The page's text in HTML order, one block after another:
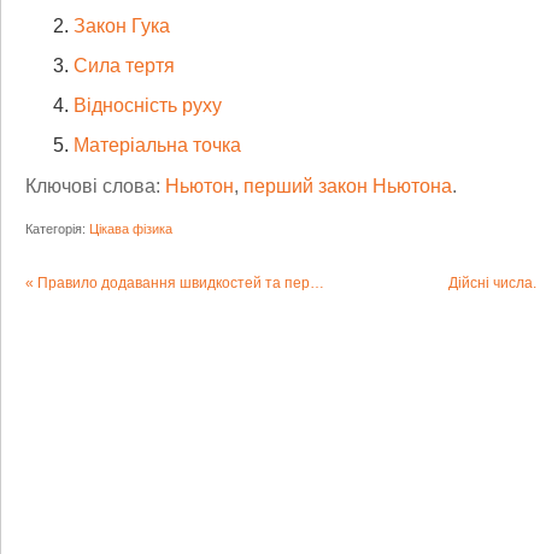
Закон Гука
Сила тертя
Відносність руху
Матеріальна точка
Ключові слова: Ньютон, перший закон Ньютона.
Категорія: Цікава фізика
Правило додавання швидкостей та переміщень Дійсні